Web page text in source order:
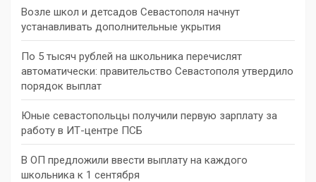
Возле школ и детсадов Севастополя начнут
устанавливать дополнительные укрытия
По 5 тысяч рублей на школьника перечислят
автоматически: правительство Севастополя утвердило
порядок выплат
Юные севастопольцы получили первую зарплату за
работу в ИТ-центре ПСБ
В ОП предложили ввести выплату на каждого
школьника к 1 сентября